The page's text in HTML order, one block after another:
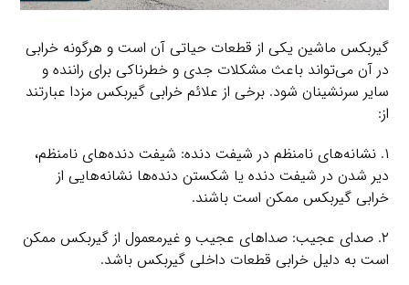
گیربکس ماشین یکی از قطعات حیاتی آن است و هرگونه خرابی
در آن می‌تواند باعث مشکلات جدی و خطرناکی برای راننده و
سایر سرنشینان شود. برخی از علائم خرابی گیربکس مزدا عبارتند
از:
۱. نشانه‌های نامنظم در شیفت دنده: شیفت دنده‌های نامنظم،
دیر شدن در شیفت دنده یا شکستن دنده‌ها نشانه‌هایی از
خرابی گیربکس ممکن است باشند.
۲. صدای عجیب: صداهای عجیب و غیرمعمول از گیربکس ممکن
است به دلیل خرابی قطعات داخلی گیربکس باشد.